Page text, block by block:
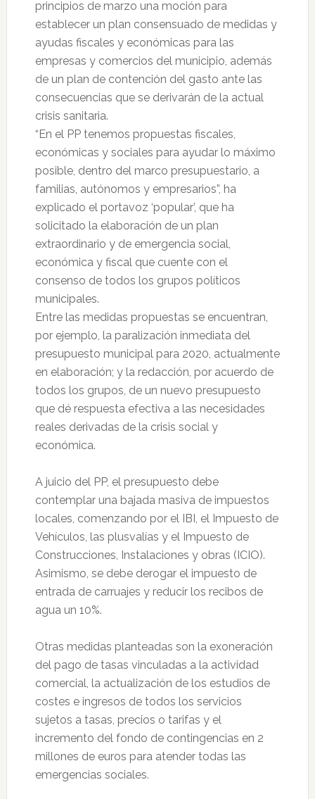
principios de marzo una moción para
establecer un plan consensuado de medidas y
ayudas fiscales y económicas para las
empresas y comercios del municipio, además
de un plan de contención del gasto ante las
consecuencias que se derivarán de la actual
crisis sanitaria.
“En el PP tenemos propuestas fiscales,
económicas y sociales para ayudar lo máximo
posible, dentro del marco presupuestario, a
familias, autónomos y empresarios”, ha
explicado el portavoz ‘popular’, que ha
solicitado la elaboración de un plan
extraordinario y de emergencia social,
económica y fiscal que cuente con el
consenso de todos los grupos políticos
municipales.
Entre las medidas propuestas se encuentran,
por ejemplo, la paralización inmediata del
presupuesto municipal para 2020, actualmente
en elaboración; y la redacción, por acuerdo de
todos los grupos, de un nuevo presupuesto
que dé respuesta efectiva a las necesidades
reales derivadas de la crisis social y
económica.
A juicio del PP, el presupuesto debe
contemplar una bajada masiva de impuestos
locales, comenzando por el IBI, el Impuesto de
Vehículos, las plusvalías y el Impuesto de
Construcciones, Instalaciones y obras (ICIO).
Asimismo, se debe derogar el impuesto de
entrada de carruajes y reducir los recibos de
agua un 10%.
Otras medidas planteadas son la exoneración
del pago de tasas vinculadas a la actividad
comercial, la actualización de los estudios de
costes e ingresos de todos los servicios
sujetos a tasas, precios o tarifas y el
incremento del fondo de contingencias en 2
millones de euros para atender todas las
emergencias sociales.